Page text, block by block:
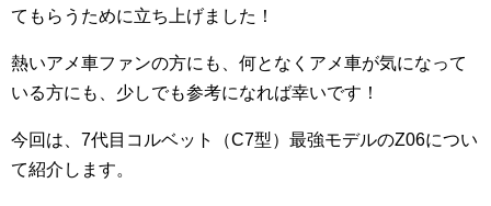
てもらうために立ち上げました！
熱いアメ車ファンの方にも、何となくアメ車が気になって
いる方にも、少しでも参考になれば幸いです！
今回は、7代目コルベット（C7型）最強モデルのZ06につい
て紹介します。